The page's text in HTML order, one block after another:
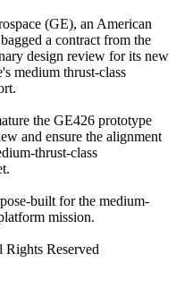
(GE), an American
a contract from the
design review for its new
medium thrust-class
the GE426 prototype
and ensure the alignment
thrust-class
built for the medium-
mission.
Reserved